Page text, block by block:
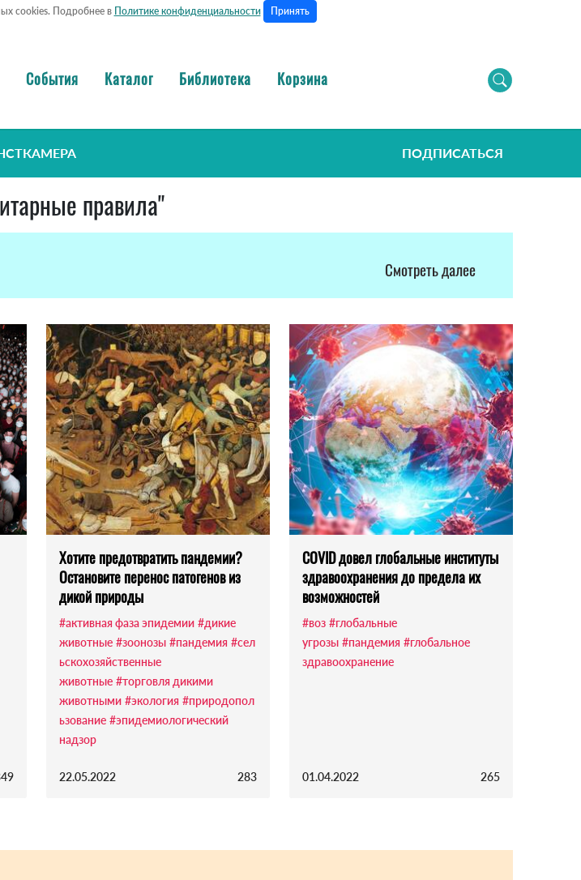
cookies. Подробнее в Политике конфиденциальности Принять
События Каталог Библиотека Корзина
ПОДПИСАТЬСЯ
правила"
Смотреть далее
Хотите предотвратить пандемии?
Остановите перенос патогенов из
дикой природы
#активная фаза эпидемии #дикие
животные #зоонозы #пандемия #сел
ьскохозяйственные
животные #торговля дикими
животными #экология #природопол
ьзование #эпидемиологический
надзор
22.05.2022 283
COVID довел глобальные институты
здравоохранения до предела их
возможностей
#воз #глобальные
угрозы #пандемия #глобальное
здравоохранение
01.04.2022 265